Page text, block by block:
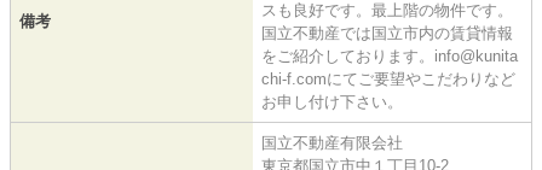
備考
スも良好です。最上階の物件です。
国立不動産では国立市内の賃貸情報
をご紹介しております。info@kunita
chi-f.comにてご要望やこだわりなど
お申し付け下さい。
国立不動産有限会社
東京都国立市中１丁目10-2